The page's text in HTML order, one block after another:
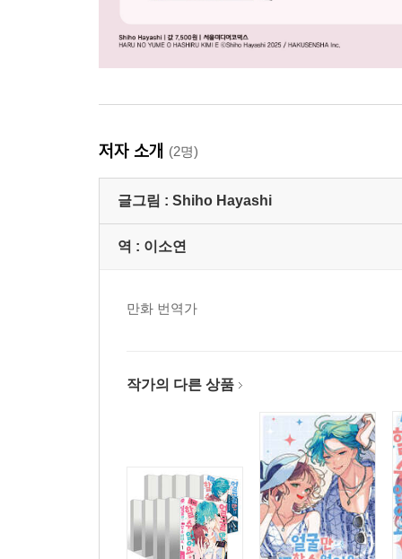
저자 소개 (2명)
글그림 : Shiho Hayashi
역 : 이소연
만화 번역가
작가의 다른 상품